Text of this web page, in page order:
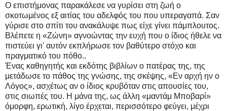
Ο επιστήμονας παρακάλεσε να γυρίσει στη ζωή ο
σκοτωμένος εξ αιτίας του αδελφός του που υπεραγαπά. Σαν
γύρισε στο σπίτι του ανακάλυψε πως είχε γίνει πάμπλουτος.
Βλέπετε η «Ζώνη» αγνοώντας την ευχή που ο ίδιος ήθελε να
πιστεύει γι' αυτόν εκπλήρωσε τον βαθύτερο στόχο και
πραγματικό του πόθο..
Ένας καθηγητής και εκδότης βιβλίων ο πατέρας της, της
μετάδωσε το πάθος της γνώσης, της σκέψης, «Εν αρχή ην ο
Λόγος», ασχέτως αν ο ίδιος κρυβόταν στις απουσίες του,
στις σιωπές του. Η μάνα της, ως άλλη «μαντάμ Μποβαρί»
όμορφη, ερωτική, λίγο έρχεται, περισσότερο φεύγει, μέχρι